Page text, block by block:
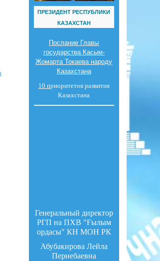
ПРЕЗИДЕНТ РЕСПУБЛИКИ
КАЗАХСТАН
Послание Главы
государства Касым-
Жомарта Токаева народу
Казахстана
10 приоритетов развития
Казахстана
Генеральный директор
РГП на ПХВ "Ғылым
ордасы" КН МОН РК
Абубакирова Лейла
Пернебаевна